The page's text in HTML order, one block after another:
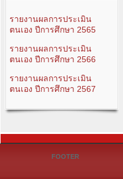
รายงานผลการประเมิน
ตนเอง ปีการศึกษา 2565
รายงานผลการประเมิน
ตนเอง ปีการศึกษา 2566
รายงานผลการประเมิน
ตนเอง ปีการศึกษา 2567
FOOTER